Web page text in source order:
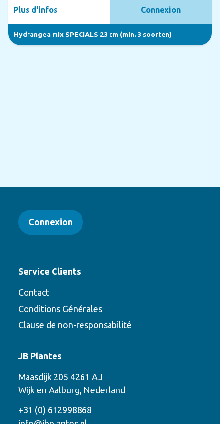
Hydrangea mix SPECIALS 23 cm (min. 3 soorten)
Plus d'infos Connexion
options suivantes
Connexion
Service Clients
Contact
Conditions Générales
Clause de non-responsabilité
JB Plantes
Maasdijk 205 4261 AJ
Wijk en Aalburg, Nederland
+31 (0) 612998868